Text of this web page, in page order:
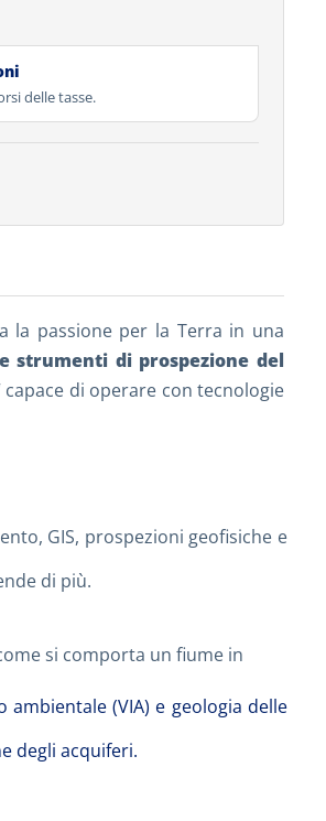
delle tasse.
la passione per la Terra in una
strumenti di prospezione del
di operare con tecnologie
GIS, prospezioni geofisiche e
di più.
si comporta un fiume in
(VIA) e geologia delle
degli acquiferi.